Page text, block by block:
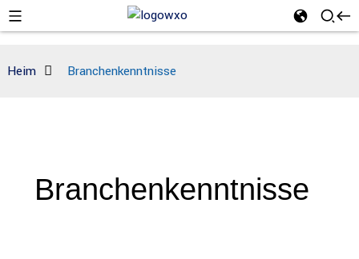
Heim Branchenkenntnisse
Branchenkenntnisse